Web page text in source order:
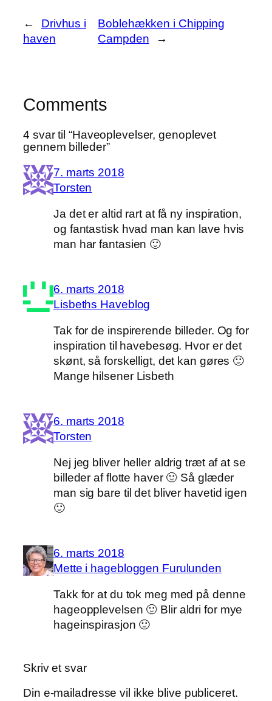
←
Drivhus i
haven
Boblehækken i Chipping
Campden
→
Comments
4 svar til “Haveoplevelser, genoplevet
gennem billeder”
7. marts 2018
Torsten
Ja det er altid rart at få ny inspiration,
og fantastisk hvad man kan lave hvis
man har fantasien 🙂
6. marts 2018
Lisbeths Haveblog
Tak for de inspirerende billeder. Og for
inspiration til havebesøg. Hvor er det
skønt, så forskelligt, det kan gøres 🙂
Mange hilsener Lisbeth
6. marts 2018
Torsten
Nej jeg bliver heller aldrig træt af at se
billeder af flotte haver 🙂 Så glæder
man sig bare til det bliver havetid igen
🙂
6. marts 2018
Mette i hagebloggen Furulunden
Takk for at du tok meg med på denne
hageopplevelsen 🙂 Blir aldri for mye
hageinspirasjon 🙂
Skriv et svar
Din e-mailadresse vil ikke blive publiceret.